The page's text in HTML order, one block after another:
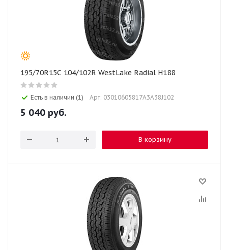
195/70R15C 104/102R WestLake Radial H188
Есть в наличии (1) Арт: 03010605817A3A38J102
5 040 руб.
В корзину